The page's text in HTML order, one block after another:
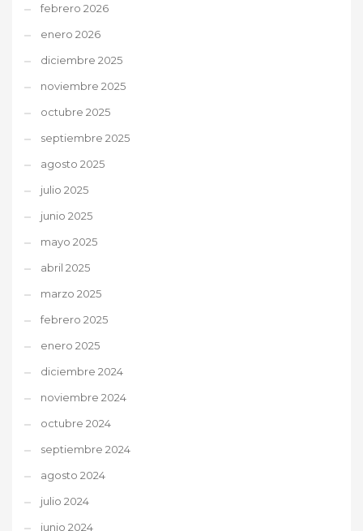
febrero 2026
enero 2026
diciembre 2025
noviembre 2025
octubre 2025
septiembre 2025
agosto 2025
julio 2025
junio 2025
mayo 2025
abril 2025
marzo 2025
febrero 2025
enero 2025
diciembre 2024
noviembre 2024
octubre 2024
septiembre 2024
agosto 2024
julio 2024
junio 2024